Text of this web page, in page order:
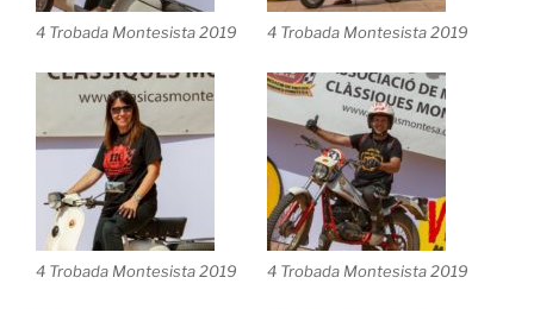
4 Trobada Montesista 2019 4 Trobada Montesista 2019
4 Trobada Montesista 2019 4 Trobada Montesista 2019